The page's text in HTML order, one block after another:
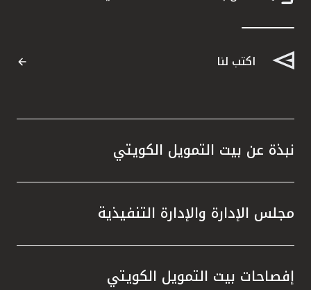
اكتب لنا
نبذة عن بيت التمويل الكويتي
مجلس الإدارة والإدارة التنفيذية
إفصاحات بيت التمويل الكويتي